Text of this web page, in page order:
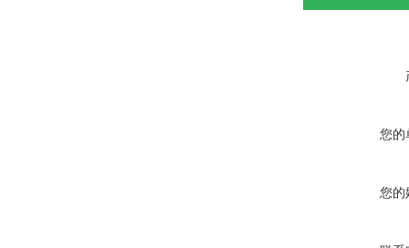
您的
您的